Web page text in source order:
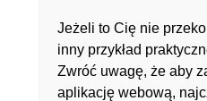
Jeżeli to Cię nie
inny przykład
Zwróć uwagę, że aby
aplikację webową,